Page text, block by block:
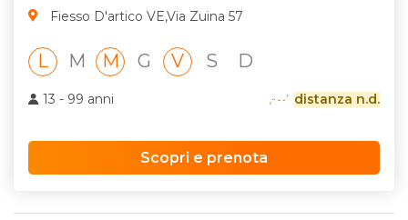
Fiesso D'artico VE,Via Zuina 57
L M M G V S D
13 - 99 anni distanza n.d.
Scopri e prenota